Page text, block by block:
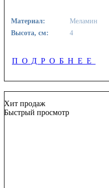
Материал:
Меламин
Высота, см:
4
ПОДРОБНЕЕ
Хит продаж
Быстрый просмотр